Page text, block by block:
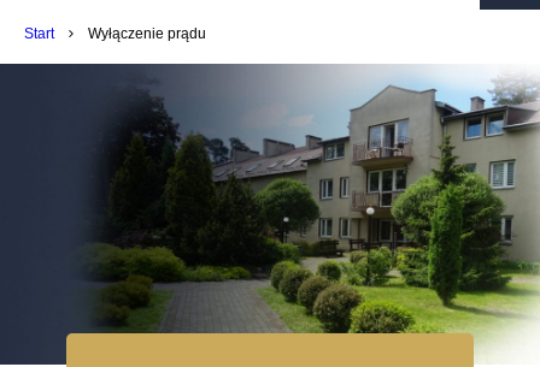
Start Wyłączenie prądu